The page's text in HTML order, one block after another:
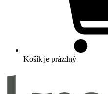
Košík je prázdný